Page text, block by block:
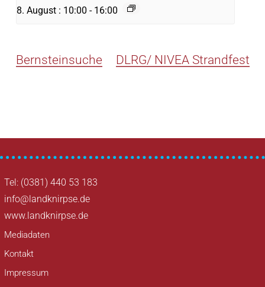
8. August : 10:00 - 16:00
Bernsteinsuche DLRG/ NIVEA Strandfest
Tel: (0381) 440 53 183
info@landknirpse.de
www.landknirpse.de
Mediadaten
Kontakt
Impressum